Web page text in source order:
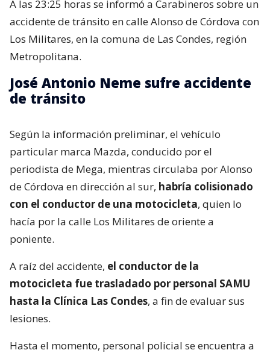
A las 23:25 horas se informó a Carabineros sobre un
accidente de tránsito en calle Alonso de Córdova con
Los Militares, en la comuna de Las Condes, región
Metropolitana.
José Antonio Neme sufre accidente
de tránsito
Según la información preliminar, el vehículo
particular marca Mazda, conducido por el
periodista de Mega, mientras circulaba por Alonso
de Córdova en dirección al sur, habría colisionado
con el conductor de una motocicleta, quien lo
hacía por la calle Los Militares de oriente a
poniente.
A raíz del accidente, el conductor de la
motocicleta fue trasladado por personal SAMU
hasta la Clínica Las Condes, a fin de evaluar sus
lesiones.
Hasta el momento, personal policial se encuentra a